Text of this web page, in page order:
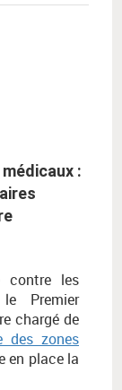
:
contre les
Premier
chargé de
des zones
en place la